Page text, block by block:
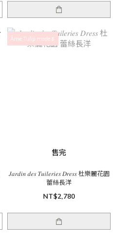
Âme Tulip made🌷
售完
𝐽𝑎𝑟𝑑𝑖𝑛 𝑑𝑒𝑠 𝑇𝑢𝑖𝑙𝑒𝑟𝑖𝑒𝑠 𝐷𝑟𝑒𝑠𝑠 杜樂麗花園
蕾絲長洋
NT$2,780